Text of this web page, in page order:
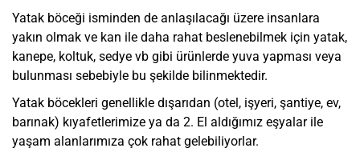
Yatak böceği isminden de anlaşılacağı üzere insanlara
yakın olmak ve kan ile daha rahat beslenebilmek için yatak,
kanepe, koltuk, sedye vb gibi ürünlerde yuva yapması veya
bulunması sebebiyle bu şekilde bilinmektedir.
Yatak böcekleri genellikle dışarıdan (otel, işyeri, şantiye, ev,
barınak) kıyafetlerimize ya da 2. El aldığımız eşyalar ile
yaşam alanlarımıza çok rahat gelebiliyorlar.